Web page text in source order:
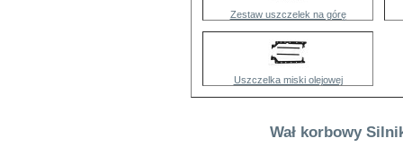
Zestaw uszczelek na górę
Uszczelka miski olejowej
Wał korbowy